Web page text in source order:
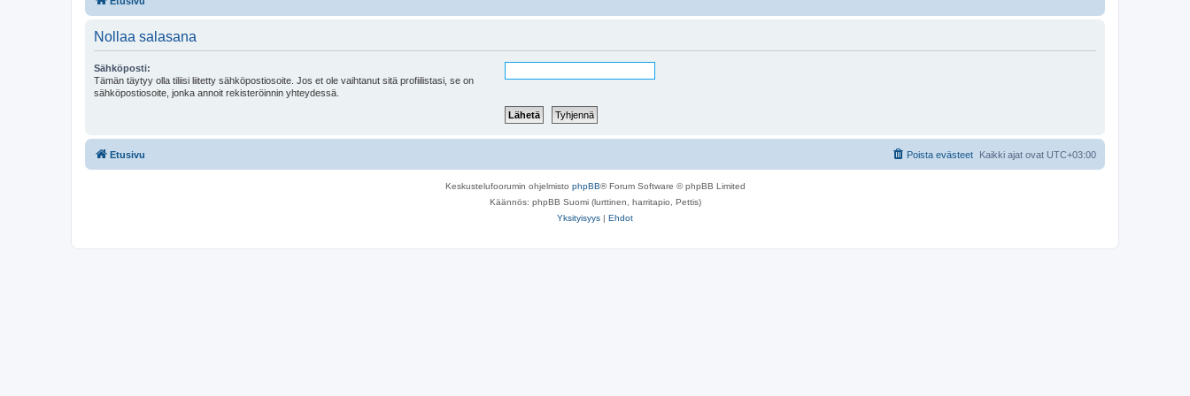
Nollaa salasana
Sähköposti:
Tämän täytyy olla tiliisi liitetty sähköpostiosoite. Jos et ole vaihtanut sitä profiilistasi, se on
sähköpostiosoite, jonka annoit rekisteröinnin yhteydessä.
Etusivu Kaikki ajat ovat UTC+03:00
Poista evästeet
Keskustelufoorumin ohjelmisto phpBB® Forum Software © phpBB Limited
Käännös: phpBB Suomi (lurttinen, harritapio, Pettis)
Yksityisyys | Ehdot